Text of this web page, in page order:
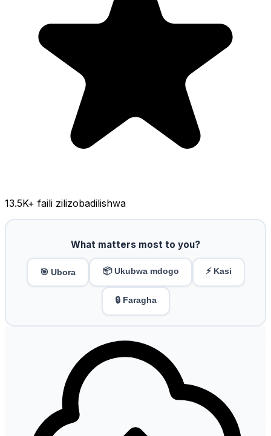
13.5K+ faili zilizobadilishwa
What matters most to you?
🎯 Ubora 📦 Ukubwa mdogo ⚡ Kasi
🔒 Faragha